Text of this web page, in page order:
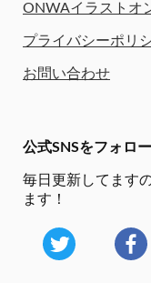
ONWAイラストオ
プライバシーポリ
お問い合わせ
公式SNSをフォロー
毎日更新してますの
ます！